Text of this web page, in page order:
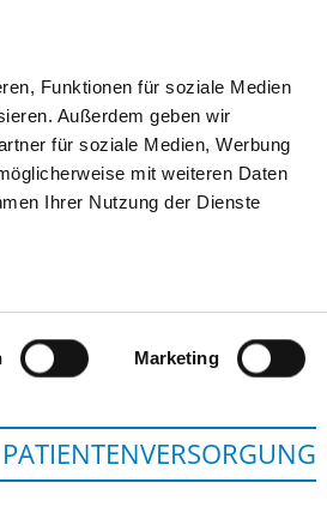
Funktionen für soziale Medien
Außerdem geben wir
für soziale Medien, Werbung
mit weiteren Daten
Ihrer Nutzung der Dienste
Marketing
DAS DKV STELLENBÖRSE